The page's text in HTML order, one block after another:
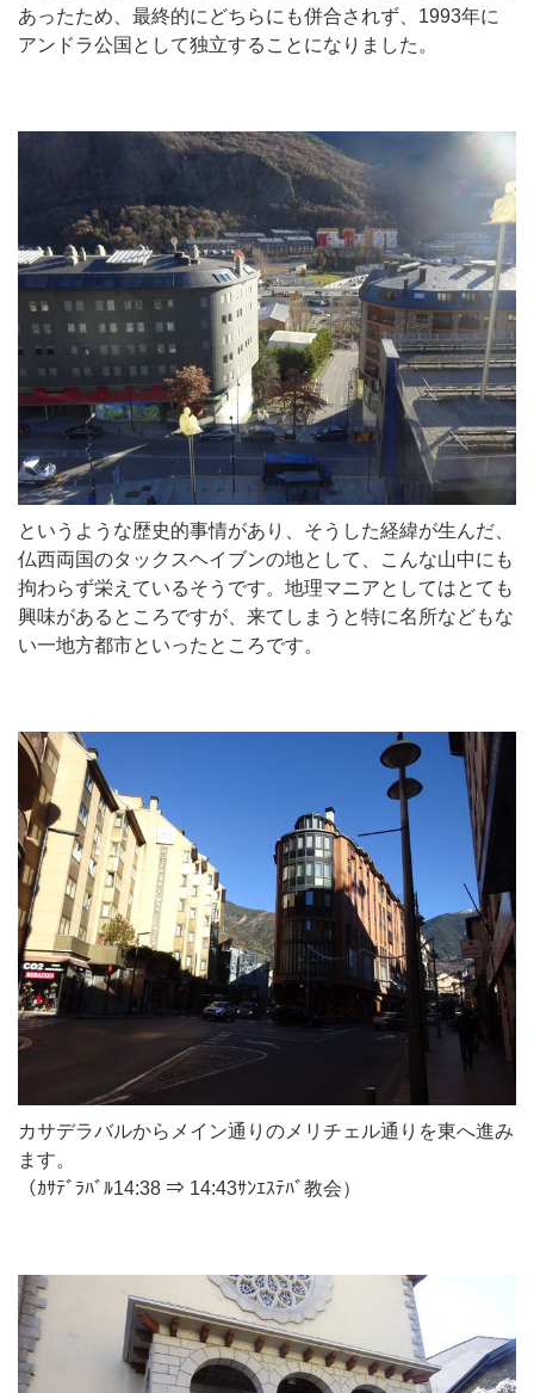
あったため、最終的にどちらにも併合されず、1993年に
アンドラ公国として独立することになりました。
というような歴史的事情があり、そうした経緯が生んだ、
仏西両国のタックスヘイブンの地として、こんな山中にも
拘わらず栄えているそうです。地理マニアとしてはとても
興味があるところですが、来てしまうと特に名所などもな
い一地方都市といったところです。
カサデラバルからメイン通りのメリチェル通りを東へ進み
ます。
（ｶｻﾃﾞﾗﾊﾞﾙ14:38 ⇒ 14:43ｻﾝｴｽﾃﾊﾞ教会）